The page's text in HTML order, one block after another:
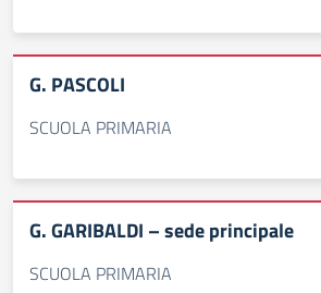
G. PASCOLI
SCUOLA PRIMARIA
G. GARIBALDI – sede principale
SCUOLA PRIMARIA